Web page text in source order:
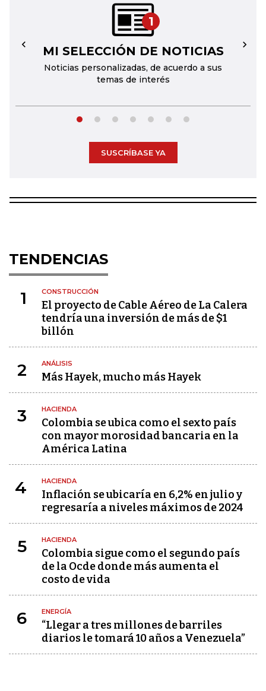
1
MI SELECCIÓN DE NOTICIAS
Noticias personalizadas, de acuerdo a sus
temas de interés
← →
SUSCRÍBASE YA
TENDENCIAS
1 CONSTRUCCIÓN
El proyecto de Cable Aéreo de La Calera
tendría una inversión de más de $1
billón
2 ANÁLISIS
Más Hayek, mucho más Hayek
3 HACIENDA
Colombia se ubica como el sexto país
con mayor morosidad bancaria en la
América Latina
4 HACIENDA
Inflación se ubicaría en 6,2% en julio y
regresaría a niveles máximos de 2024
5 HACIENDA
Colombia sigue como el segundo país
de la Ocde donde más aumenta el
costo de vida
6 ENERGÍA
“Llegar a tres millones de barriles
diarios le tomará 10 años a Venezuela”